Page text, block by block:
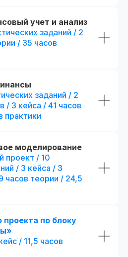
учет и анализ
заданий / 2
/ 35 часов
заданий / 2
/ 3 кейса / 41 часов
практики
моделирование
проект / 10
/ 3 кейса / 3
часов теории / 24,5
проекта по блоку
/ 11,5 часов
онлайн-
к урокам
—
дополнительные
+ 1 месяц обучения
на реальных проектах
+ 8 модулей:
+ отдельный куратор